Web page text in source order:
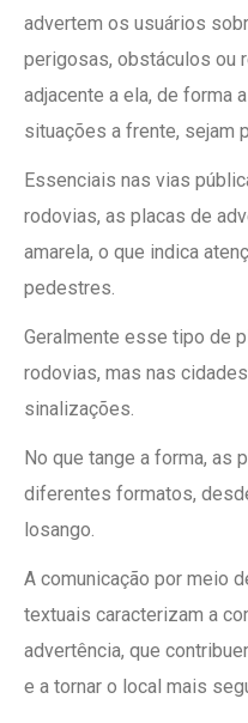
advertem os usuários
perigosas, obstáculos ou
adjacente a ela, de forma
situações a frente, sejam
Essenciais nas vias
rodovias, as placas de
amarela, o que indica
pedestres.
Geralmente esse tipo de
rodovias, mas nas
sinalizações.
No que tange a forma, as
diferentes formatos,
losango.
A comunicação por meio
textuais caracterizam a
advertência, que
e a tornar o local mais